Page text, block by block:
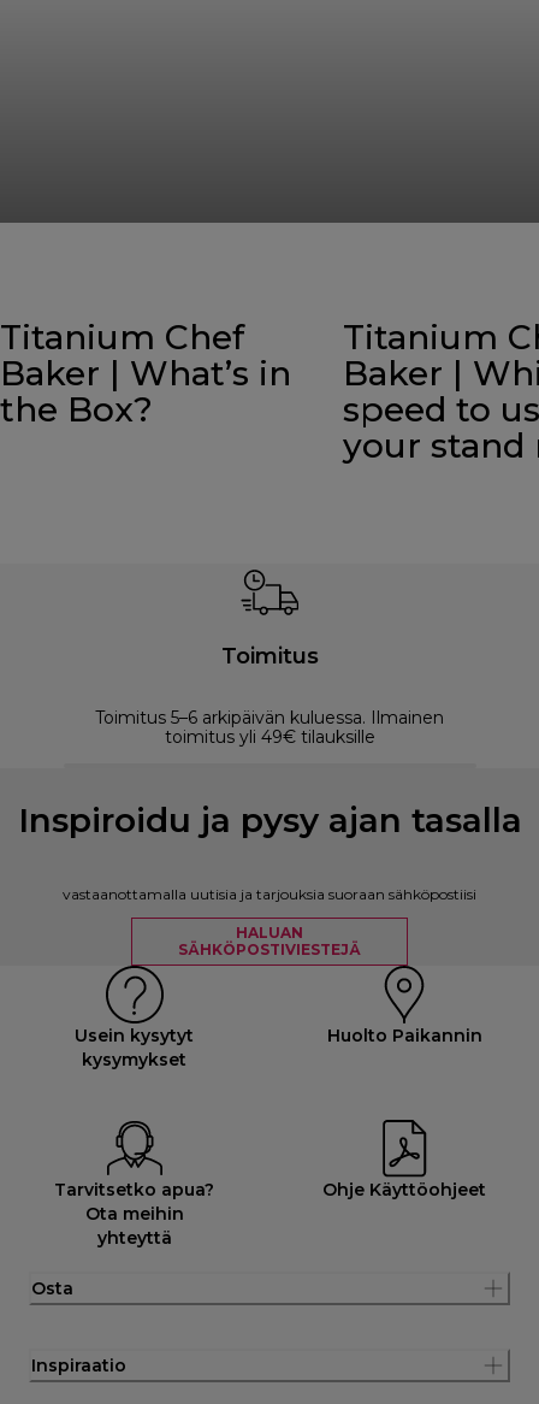
Titanium Chef
Baker | What’s in
the Box?
Titanium
Baker |
speed to
your stand
Toimitus
Toimitus 5–6 arkipäivän kuluessa. Ilmainen
toimitus yli 49€ tilauksille
Inspiroidu ja pysy ajan tasalla
vastaanottamalla uutisia ja tarjouksia suoraan sähköpostiisi
HALUAN
SÄHKÖPOSTIVIESTEJÄ
Usein kysytyt
kysymykset
Huolto Paikannin
Tarvitsetko apua?
Ota meihin
yhteyttä
Ohje Käyttöohjeet
Osta
Inspiraatio